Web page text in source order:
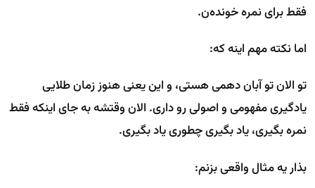
فقط برای نمره خونده‌ن.
اما نکته مهم اینه که:
تو الان تو آبان دهمی هستی، و این یعنی هنوز زمان طلایی
یادگیری مفهومی و اصولی رو داری. الان وقتشه به جای اینکه فقط
نمره بگیری، یاد بگیری چطوری یاد بگیری.
بذار یه مثال واقعی بزنم: